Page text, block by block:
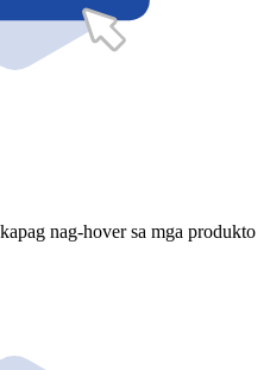
nag-hover sa mga produkto